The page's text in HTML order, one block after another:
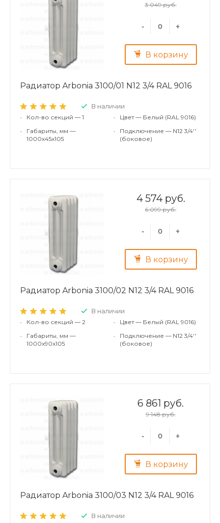
3 049 руб.
- +
В корзину
Радиатор Arbonia 3100/01 N12 3/4 RAL 9016
В наличии
•
Кол-во секций — 1
•
Габариты, мм —
1000x45x105
•
Цвет — Белый (RAL 9016)
•
Подключение — N12 3/4''
(боковое)
4 574 руб.
6 099 руб.
- +
В корзину
Радиатор Arbonia 3100/02 N12 3/4 RAL 9016
В наличии
•
Кол-во секций — 2
•
Габариты, мм —
1000x90x105
•
Цвет — Белый (RAL 9016)
•
Подключение — N12 3/4''
(боковое)
6 861 руб.
9 148 руб.
- +
В корзину
Радиатор Arbonia 3100/03 N12 3/4 RAL 9016
В наличии